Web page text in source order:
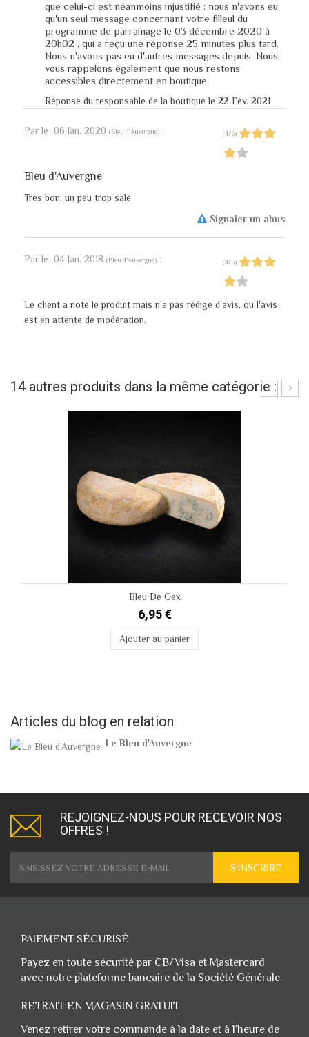
que celui-ci est néanmoins injustifié : nous n'avons eu
qu'un seul message concernant votre filleul du
programme de parrainage le 03 décembre 2020 à
20h02 , qui a reçu une réponse 25 minutes plus tard.
Nous n'avons pas eu d'autres messages depuis. Nous
vous rappelons également que nous restons
accessibles directement en boutique.
Réponse du responsable de la boutique le 22 Fév. 2021
Par le 06 Jan. 2020 (Bleu d'Auvergne) : (4/5)
Bleu d'Auvergne
Très bon, un peu trop salé
Signaler un abus
Par le 04 Jan. 2018 (Bleu d'Auvergne) : (4/5)
Le client a noté le produit mais n'a pas rédigé d'avis, ou l'avis
est en attente de modération.
14 autres produits dans la même catégorie :
Bleu De Gex
6,95 €
Ajouter au panier
Articles du blog en relation
Le Bleu d'Auvergne
REJOIGNEZ-NOUS POUR RECEVOIR NOS
OFFRES !
S'INSCRIRE
PAIEMENT SÉCURISÉ
Payez en toute sécurité par CB/Visa et Mastercard
avec notre plateforme bancaire de la Société Générale.
RETRAIT EN MAGASIN GRATUIT
Venez retirer votre commande à la date et à l’heure de